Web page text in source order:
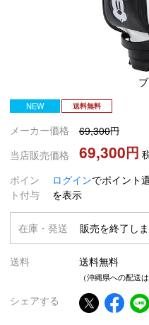
NEW 送料無料
メーカー価格
69,300
当店販売価格
69,300
ポイン
ト付与
ログインでポイント
を表示
在庫・発送 販売を終了しま
送料 送料無料
（沖縄県への配送
シェアする